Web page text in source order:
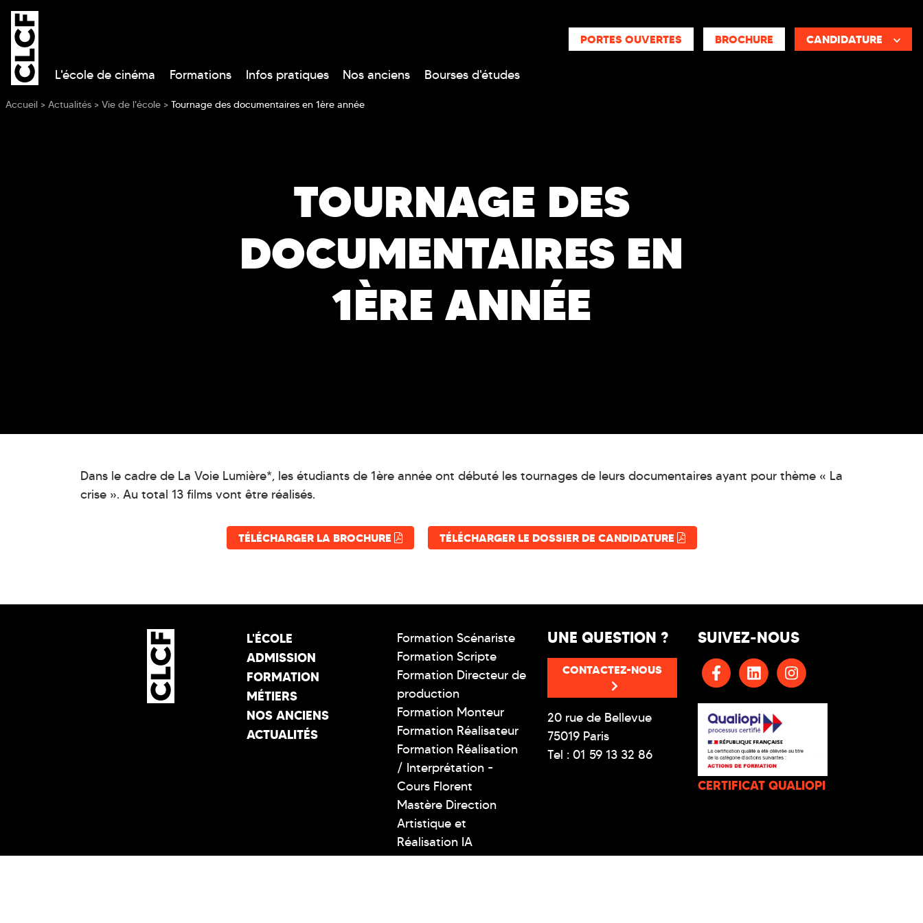
TOURNAGE DES
DOCUMENTAIRES EN
1ÈRE ANNÉE
Dans le cadre de La Voie Lumière*, les étudiants de 1ère année ont débuté les tournages de leurs documentaires ayant pour thème « La
crise ». Au total 13 films vont être réalisés.
TÉLÉCHARGER LA BROCHURE TÉLÉCHARGER LE DOSSIER DE CANDIDATURE
PORTES OUVERTES BROCHURE CANDIDATURE
L'école de cinéma Formations Infos pratiques Nos anciens
Bourses d'études
Vous êtes ici
Accueil > Actualités > Vie de l'école > Tournage des documentaires en 1ère année
L'ÉCOLE
ADMISSION
FORMATION
MÉTIERS
NOS ANCIENS
ACTUALITÉS
Formation Scénariste
Formation Scripte
Formation Directeur de
production
Formation Monteur
Formation Réalisateur
Formation Réalisation
/ Interprétation -
Cours Florent
Mastère Direction
Artistique et
Réalisation IA
UNE QUESTION ?
CONTACTEZ-NOUS
20 rue de Bellevue
75019 Paris
Tel : 01 59 13 32 86
SUIVEZ-NOUS
CERTIFICAT QUALIOPI